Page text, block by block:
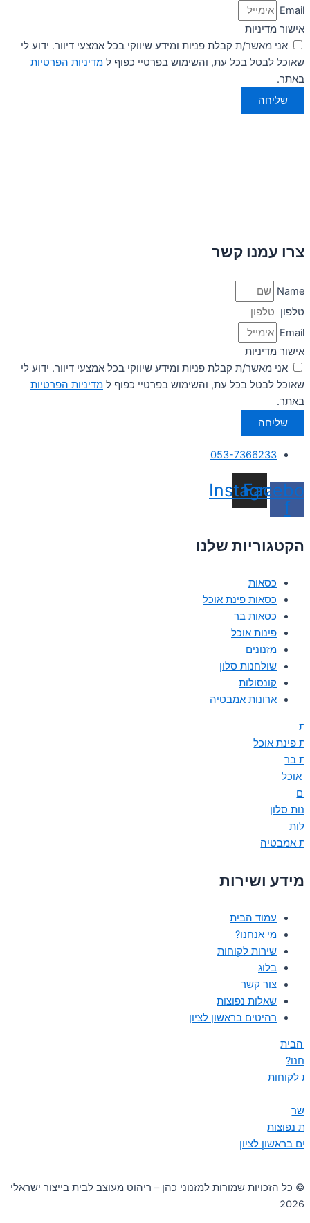
Email
אישור מדיניות
אני מאשר/ת קבלת פניות ומידע שיווקי בכל אמצעי דיוור. ידוע לי
שאוכל לבטל בכל עת, והשימוש בפרטיי כפוף ל מדיניות הפרטיות
באתר.
שליחה
צרו עמנו קשר
Name
טלפון
Email
אישור מדיניות
אני מאשר/ת קבלת פניות ומידע שיווקי בכל אמצעי דיוור. ידוע לי
שאוכל לבטל בכל עת, והשימוש בפרטיי כפוף ל מדיניות הפרטיות
באתר.
שליחה
053-7366233
f
Instagram
הקטגוריות שלנו
כסאות
כסאות פינת אוכל
כסאות בר
פינות אוכל
מזנונים
שולחנות סלון
קונסולות
ארונות אמבטיה
פינת אוכל
בר
אוכל
סלון
אמבטיה
מידע ושירות
עמוד הבית
מי אנחנו?
שירות לקוחות
בלוג
צור קשר
שאלות נפוצות
רהיטים בראשון לציון
הבית
לקוחות
נפוצות
בראשון לציון
© כל הזכויות שמורות למזנוני כהן – ריהוט מעוצב לבית בייצור ישראלי
2026